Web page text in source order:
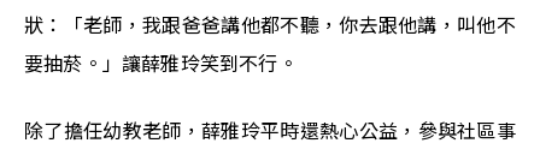
狀：「老師，我跟爸爸講他都不聽，你去跟他講，叫他不
要抽菸。」讓薛雅玲笑到不行。
除了擔任幼教老師，薛雅玲平時還熱心公益，參與社區事